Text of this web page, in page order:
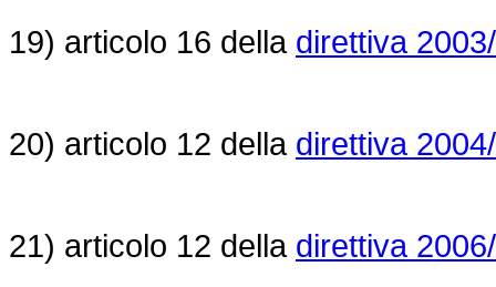
19) articolo 16 della direttiva
20) articolo 12 della direttiva
21) articolo 12 della direttiva